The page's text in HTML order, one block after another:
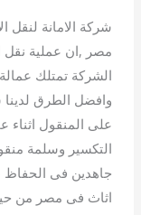
شركة الامانة
مصر ,ان عملية نقل
الشركة تمتلك
وافضل الطرق
على المنقول اثناء
التكسير وسلمة
جاهدين فى الحفاظ
اثاث فى مصر من